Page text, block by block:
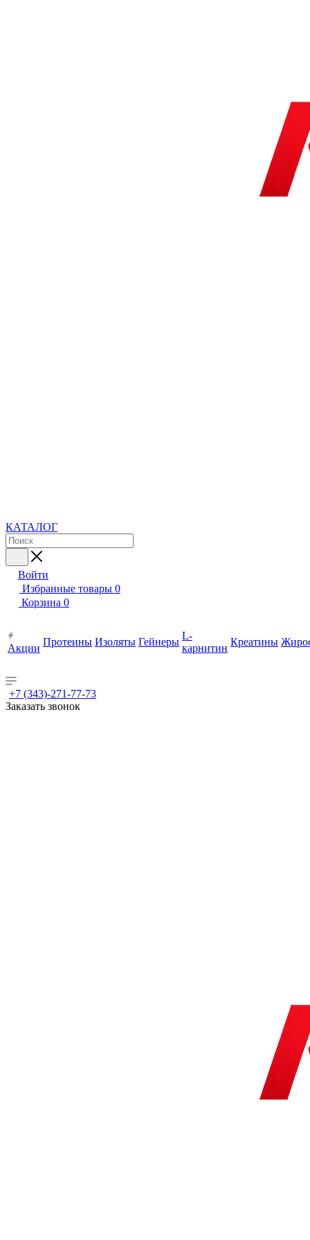
КАТАЛОГ
Войти
Избранные товары 0
Корзина 0
Акции
Протеины Изоляты Гейнеры
L-
карнитин
Креатины
+7 (343)-271-77-73
Заказать звонок